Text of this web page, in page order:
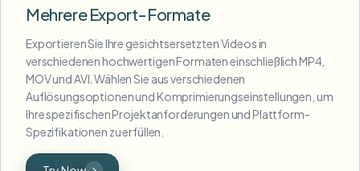
Mehrere Export-Formate
Exportieren Sie Ihre gesichtsersetzten Videos in
verschiedenen hochwertigen Formaten einschließlich MP4,
MOV und AVI. Wählen Sie aus verschiedenen
Auflösungsoptionen und Komprimierungseinstellungen, um
Ihre spezifischen Projektanforderungen und Plattform-
Spezifikationen zu erfüllen.